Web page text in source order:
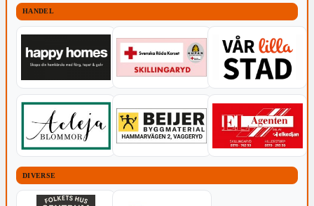
HANDEL
DIVERSE